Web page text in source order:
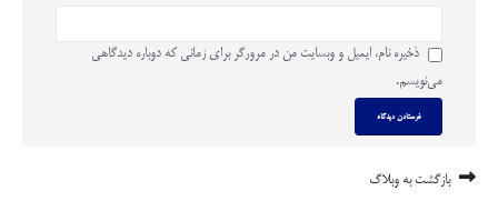
ذخیره نام، ایمیل و وبسایت من در مرورگر برای زمانی که دوباره دیدگاهی
می‌نویسم.
بازگشت به وبلاگ